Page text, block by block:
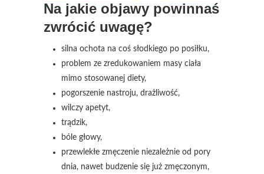
Na jakie objawy powinnaś
zwrócić uwagę?
silna ochota na coś słodkiego po posiłku,
problem ze zredukowaniem masy ciała
mimo stosowanej diety,
pogorszenie nastroju, drażliwość,
wilczy apetyt,
trądzik,
bóle głowy,
przewlekłe zmęczenie niezależnie od pory
dnia, nawet budzenie się już zmęczonym,